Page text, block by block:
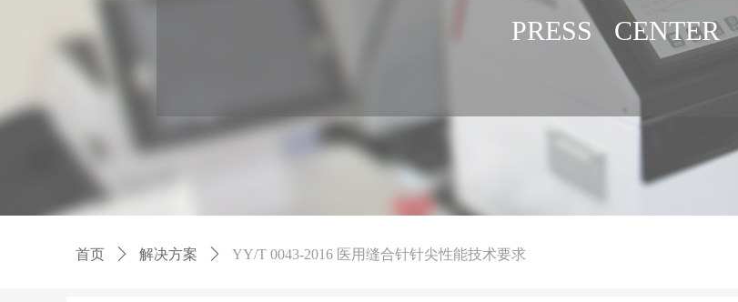
PRESS CENTER
首页 ꄲ 解决方案 ꄲ YY/T 0043-2016 医用缝合针针尖性能技术要求